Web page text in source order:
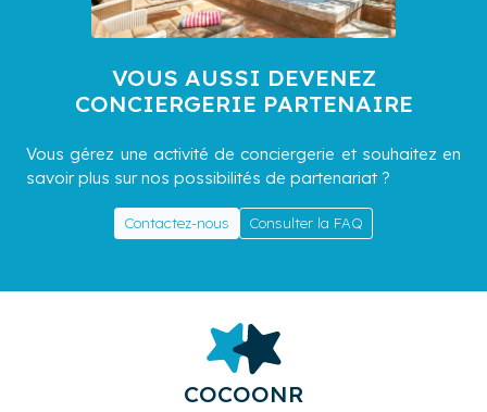
VOUS AUSSI DEVENEZ
CONCIERGERIE PARTENAIRE
Vous gérez une activité de conciergerie et souhaitez en
savoir plus sur nos possibilités de partenariat ?
Contactez-nous Consulter la FAQ
COCOONR